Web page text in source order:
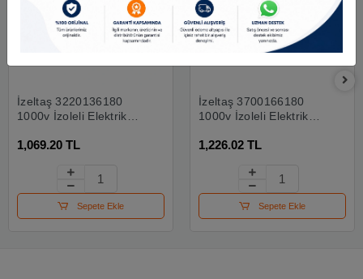
İzeltaş 3220136180
1000v İzoleli Elektrikçi
180 Mm
1,069.20 TL
Sepete Ekle
İzeltaş 3700166180
1000v İzoleli Elektrikçi
1,226.02 TL
Sepete Ekle